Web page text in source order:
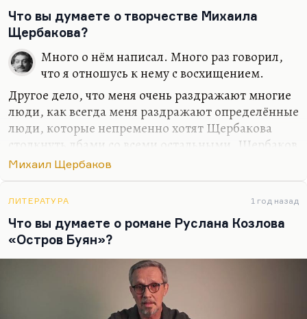
невзрачный, незаметный, кто тем не менее собой
оправдает нашу жизнь. Это есть у него и в
замечательной песне «Природа не терпит
пустоты», где вот это: «Изгнав меня, натура
выполнит кульбит».…
Что вы думаете о творчестве Михаила
Щербакова?
Много о нём написал. Много раз говорил,
что я отношусь к нему с восхищением.
Другое дело, что меня очень раздражают многие
люди, как всегда меня раздражают определённые
люди, которые непременно хотят Щербакова
столкнуть лбами со всеми остальными. Щербаков
— представитель мощной традиции. В русле этой
плотно взаимодействует. И мне кажется, что
отрицающего всех современников — это
примерно то же, что сделать имперского поэта из
Бродского. То есть, грубо говоря, это поведение
неумных фанатов, которые сейчас, разумеется, и
эту реплику широко растиражируют, и долго
будут её обсуждать и обсасывать,…
Михаил Щербаков
ЛИТЕРАТУРА 1 год назад
Что вы думаете о романе Руслана Козлова
«Остров Буян»?